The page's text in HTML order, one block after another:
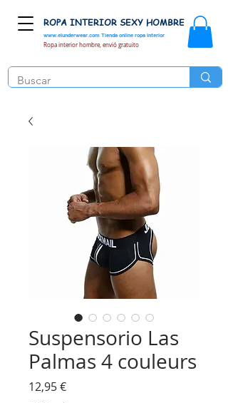
www.elunderwear.com Tienda online ropa interior
ROPA INTERIOR SEXY HOMBRE
Ropa interior hombre, envió gratuito
Suspensorio Las
Palmas 4 couleurs
12,95 €Prix